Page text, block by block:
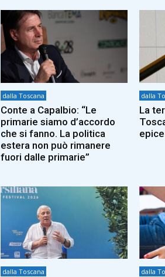
dalla Toscana
Conte a Capalbio: “Le
primarie siamo d’accordo
che si fanno. La politica
estera non può rimanere
fuori dalle primarie”
dalla
La
dalla Toscana dalla